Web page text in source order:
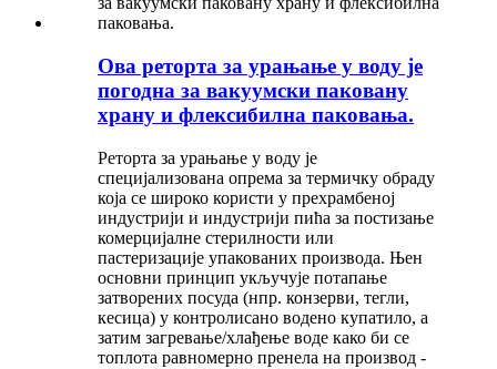
Ова реторта за урањање у воду је
погодна за вакуумски паковану
храну и флексибилна паковања.
Реторта за урањање у воду је
специјализована опрема за термичку обраду
која се широко користи у прехрамбеној
индустрији и индустрији пића за постизање
комерцијалне стерилности или
пастеризације упакованих производа. Њен
основни принцип укључује потапање
затворених посуда (нпр. конзерви, тегли,
кесица) у контролисано водено купатило, а
затим загревање/хлађење воде како би се
топлота равномерно пренела на производ -